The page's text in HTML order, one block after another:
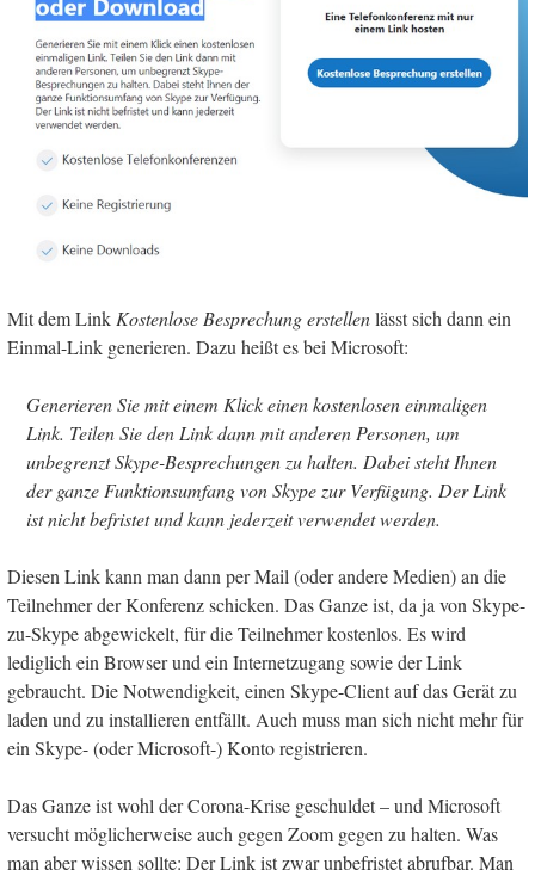
Mit dem Link Kostenlose Besprechung erstellenlässt sich dann ein
Einmal-Link generieren. Dazu heißt es bei Microsoft:
Generieren Sie mit einem Klick einen kostenlosen einmaligen
Link. Teilen Sie den Link dann mit anderen Personen, um
unbegrenzt Skype-Besprechungen zu halten. Dabei steht Ihnen
der ganze Funktionsumfang von Skype zur Verfügung. Der Link
ist nicht befristet und kann jederzeit verwendet werden.
Diesen Link kann man dann per Mail (oder andere Medien) an die
Teilnehmer der Konferenz schicken. Das Ganze ist, da ja von Skype-
zu-Skype abgewickelt, für die Teilnehmer kostenlos. Es wird
lediglich ein Browser und ein Internetzugang sowie der Link
gebraucht. Die Notwendigkeit, einen Skype-Client auf das Gerät zu
laden und zu installieren entfällt. Auch muss man sich nicht mehr für
ein Skype- (oder Microsoft-) Konto registrieren.
Das Ganze ist wohl der Corona-Krise geschuldet – und Microsoft
versucht möglicherweise auch gegen Zoom gegen zu halten. Was
man aber wissen sollte: Der Link ist zwar unbefristet abrufbar. Man